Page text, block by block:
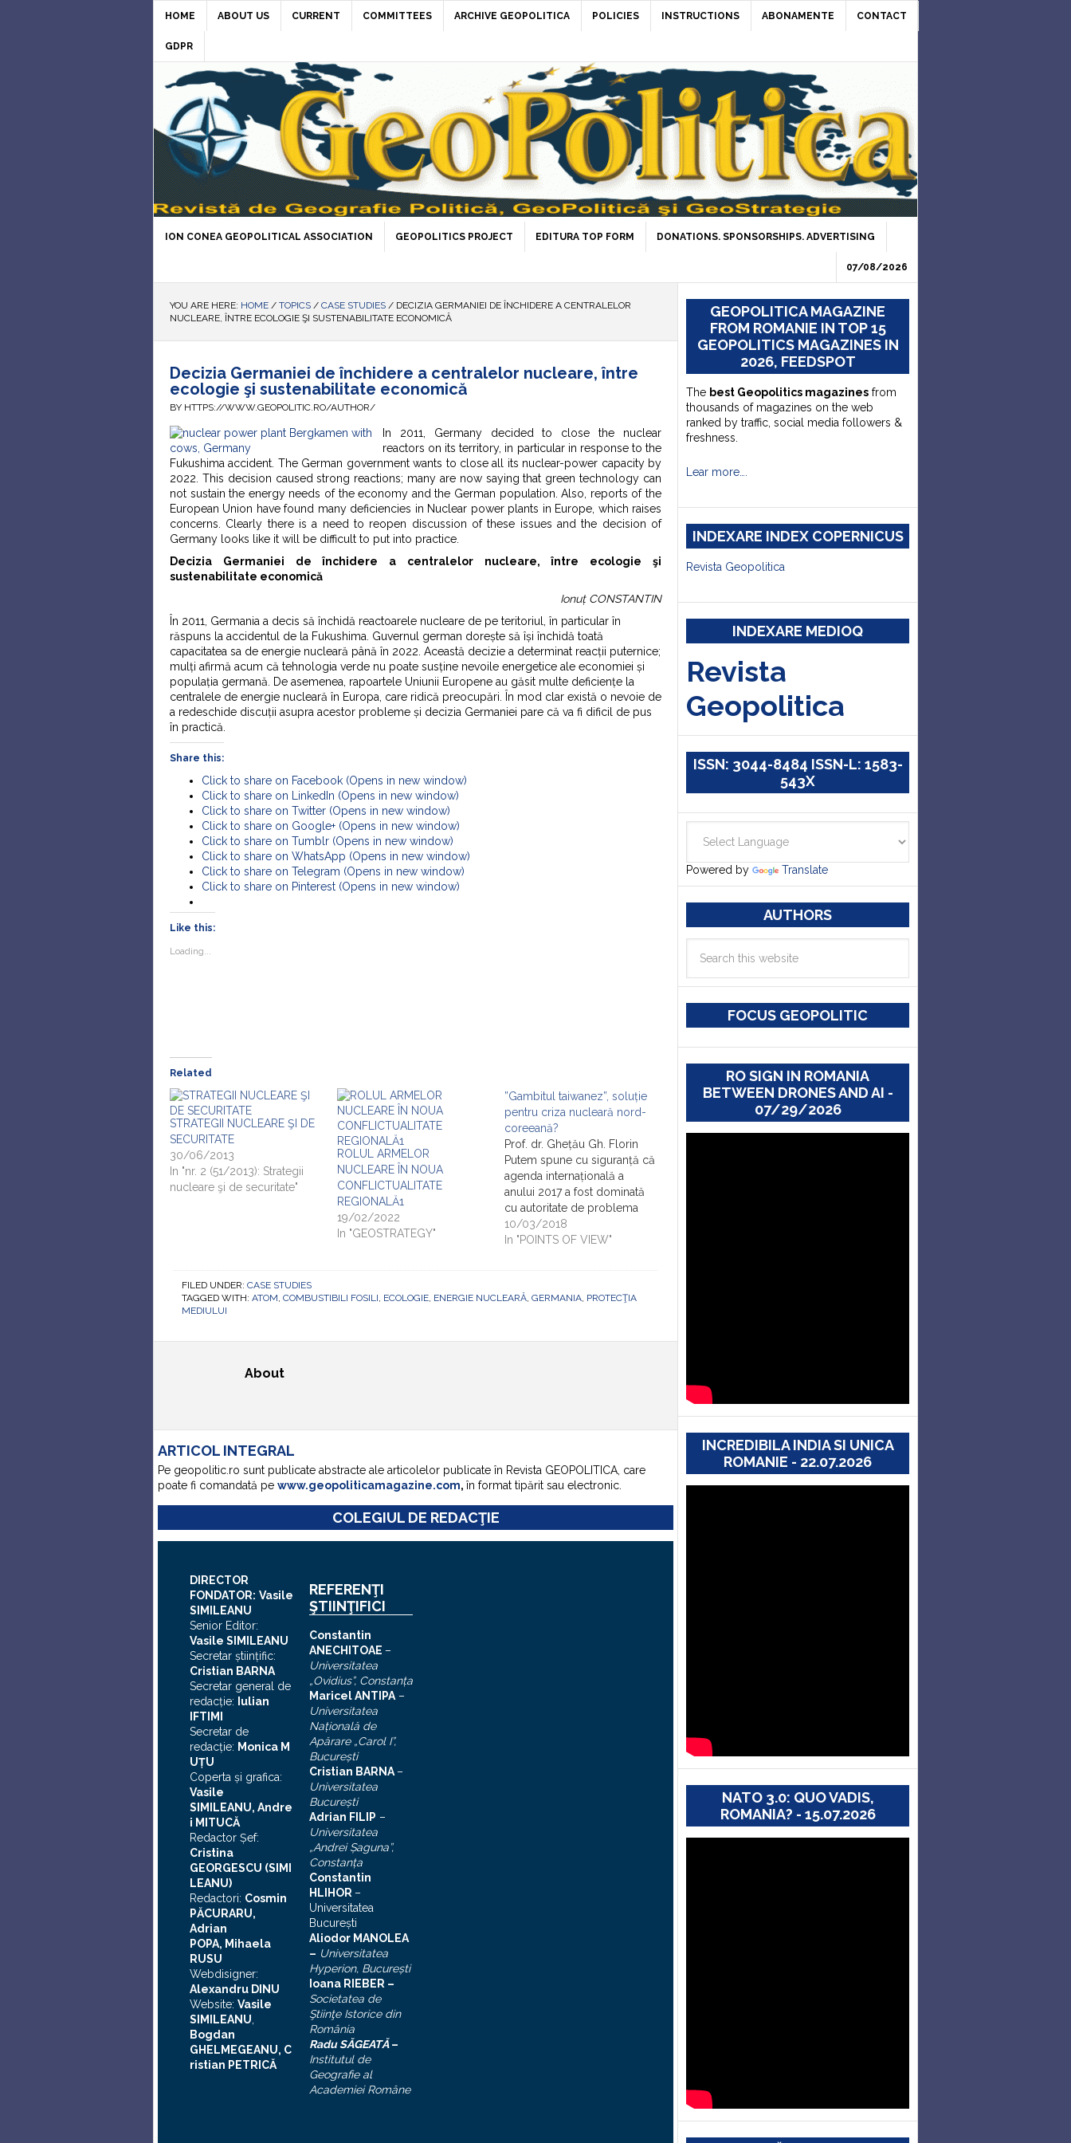
HOME ABOUT US CURRENT COMMITTEES ARCHIVE GEOPOLITICA POLICIES INSTRUCTIONS ABONAMENTE CONTACT
GDPR
ION CONEA GEOPOLITICAL ASSOCIATION GEOPOLITICS PROJECT EDITURA TOP FORM DONATIONS. SPONSORSHIPS. ADVERTISING
07/08/2026
YOU ARE HERE: HOME / TOPICS / CASE STUDIES / DECIZIA GERMANIEI DE ÎNCHIDERE A CENTRALELOR
NUCLEARE, ÎNTRE ECOLOGIE ŞI SUSTENABILITATE ECONOMICĂ
Decizia Germaniei de închidere a centralelor nucleare, între
ecologie şi sustenabilitate economică
BY HTTPS://WWW.GEOPOLITIC.RO/AUTHOR/
In 2011, Germany decided to close the nuclear
reactors on its territory, in particular in response to the
Fukushima accident. The German government wants to close all its nuclear-power capacity by
2022. This decision caused strong reactions; many are now saying that green technology can
not sustain the energy needs of the economy and the German population. Also, reports of the
European Union have found many deficiencies in Nuclear power plants in Europe, which raises
concerns. Clearly there is a need to reopen discussion of these issues and the decision of
Germany looks like it will be difficult to put into practice.
Decizia Germaniei de închidere a centralelor nucleare, între ecologie şi
sustenabilitate economică
Ionuț CONSTANTIN
În 2011, Germania a decis să închidă reactoarele nucleare de pe teritoriul, în particular în
răspuns la accidentul de la Fukushima. Guvernul german dorește să își închidă toată
capacitatea sa de energie nucleară până în 2022. Această decizie a determinat reacții puternice;
mulți afirmă acum că tehnologia verde nu poate susține nevoile energetice ale economiei și
populația germană. De asemenea, rapoartele Uniunii Europene au găsit multe deficiențe la
centralele de energie nucleară în Europa, care ridică preocupări. În mod clar există o nevoie de
a redeschide discuții asupra acestor probleme și decizia Germaniei pare că va fi dificil de pus
în practică.
Share this:
Click to share on Facebook (Opens in new window)
Click to share on LinkedIn (Opens in new window)
Click to share on Twitter (Opens in new window)
Click to share on Google+ (Opens in new window)
Click to share on Tumblr (Opens in new window)
Click to share on WhatsApp (Opens in new window)
Click to share on Telegram (Opens in new window)
Click to share on Pinterest (Opens in new window)
Like this:
Loading...
Related
STRATEGII NUCLEARE ŞI DE
SECURITATE
30/06/2013
In "nr. 2 (51/2013): Strategii
nucleare şi de securitate"
ROLUL ARMELOR
NUCLEARE ÎN NOUA
CONFLICTUALITATE
REGIONALĂ1
19/02/2022
In "GEOSTRATEGY"
”Gambitul taiwanez”, soluție
pentru criza nucleară nord-
coreeană?
Prof. dr. Ghețău Gh. Florin
Putem spune cu siguranță că
agenda internațională a
anului 2017 a fost dominată
cu autoritate de problema
crizei nucleare nord-
coreene. Instalarea
acutizat o problemă aflată de
președinților de la Casa
10/03/2018
In "POINTS OF VIEW"
FILED UNDER: CASE STUDIES
TAGGED WITH: ATOM, COMBUSTIBILI FOSILI, ECOLOGIE, ENERGIE NUCLEARĂ, GERMANIA, PROTECŢIA
MEDIULUI
About
ARTICOL INTEGRAL
Pe geopolitic.ro sunt publicate abstracte ale articolelor publicate în Revista GEOPOLITICA, care
poate fi comandată pe www.geopoliticamagazine.com, în format tipărit sau electronic.
COLEGIUL DE REDACŢIE
DIRECTOR
FONDATOR: Vasile
SIMILEANU
Senior Editor:
Vasile SIMILEANU
Secretar ştiinţific:
Cristian BARNA
Secretar general de
redacţie:
Iulian
FTIMI
Secretar de
redacţie: Monica M
UȚU
Coperta şi grafica:
Vasile
SIMILEANU, Andre
i MITUCĂ
Redactor Şef:
Cristina
GEORGESCU (SIMI
LEANU)
Redactori: Cosmin
PĂCURARU,
Adrian
POPA, Mihaela
RUSU
Webdisigner:
Alexandru DINU
Website: Vasile
SIMILEANU
Bogdan
GHELMEGEANU, C
ristian PETRICĂ
REFERENŢI
ŞTIINŢIFICI
Constantin
ANECHITOAE –
Universitatea
„Ovidius”, Constanţa
Maricel ANTIPA –
Universitatea
Naţională de
Apărare „Carol I”,
Bucureşti
Cristian BARNA –
Universitatea
Bucureşti
Adrian FILIP –
Universitatea
„AndreiŞaguna”,
Constanţa
Constantin
HLIHOR –
Universitatea
Bucureşti
Aliodor MANOLEA
– Universitatea
Hyperion, Bucureşti
Ioana RIEBER –
Societatea de
Ştiinţe Istorice din
România
Radu SĂGEATĂ–
Institutul de
Geografie al
Academiei Române
GEOPOLITICA MAGAZINE
FROM ROMANIE IN TOP 15
GEOPOLITICS MAGAZINES IN
2026, FEEDSPOT
The best Geopolitics magazines from
thousands of magazines on the web
ranked by traffic, social media followers &
freshness.
Lear more….
INDEXARE INDEX COPERNICUS
Revista Geopolitica
INDEXARE MEDIOQ
Revista
Geopolitica
ISSN: 3044-8484 ISSN-L: 1583-
543X
Powered by Translate
AUTHORS
FOCUS GEOPOLITIC
RO SIGN IN ROMANIA
BETWEEN DRONES AND AI -
07/29/2026
INCREDIBILA INDIA SI UNICA
ROMANIE - 22.07.2026
NATO 3.0: QUO VADIS,
ROMANIA? - 15.07.2026